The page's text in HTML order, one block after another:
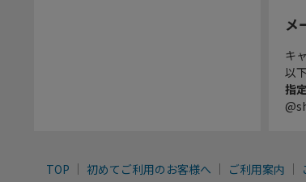
メ
キ
以
指
TOP 初めてご利用のお客様へ ご利用案内